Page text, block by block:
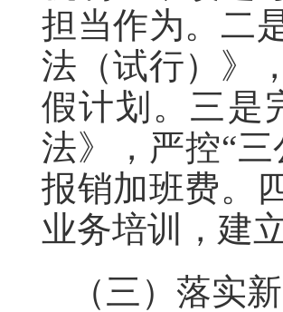
担当作为。二
法（试行）》
假计划。三是
法》，严控“
报销加班费。
业务培训，建
（三）落实